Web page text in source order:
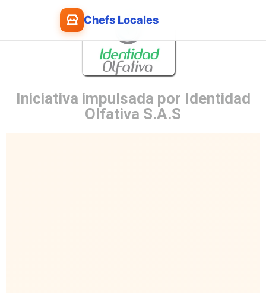
Iniciativa impulsada por Identidad
Olfativa S.A.S
Chefs Locales